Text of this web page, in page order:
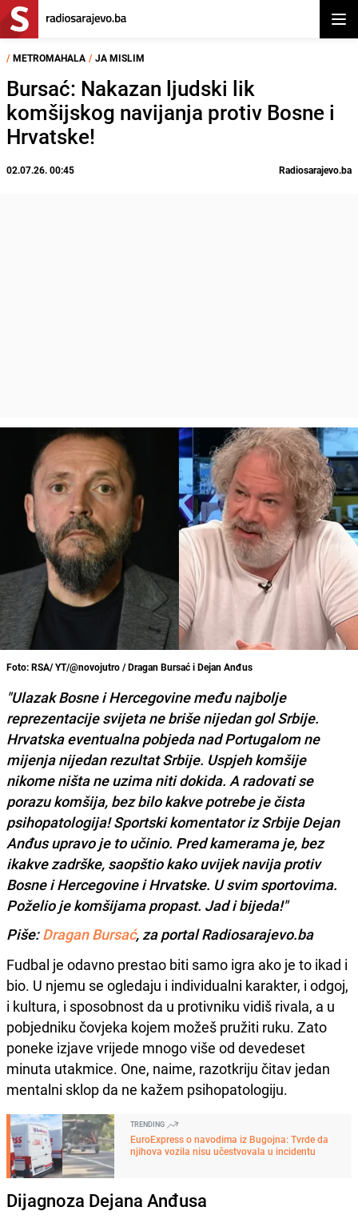
/ METROMAHALA / JA MISLIM
Bursać: Nakazan ljudski lik
komšijskog navijanja protiv Bosne i
Hrvatske!
02.07.26. 00:45 Radiosarajevo.ba
Foto: RSA/ YT/@novojutro / Dragan Bursać i Dejan Anđus
"Ulazak Bosne i Hercegovine među najbolje
reprezentacije svijeta ne briše nijedan gol Srbije.
Hrvatska eventualna pobjeda nad Portugalom ne
mijenja nijedan rezultat Srbije. Uspjeh komšije
nikome ništa ne uzima niti dokida. A radovati se
porazu komšija, bez bilo kakve potrebe je čista
psihopatologija! Sportski komentator iz Srbije Dejan
Anđus upravo je to učinio. Pred kamerama je, bez
ikakve zadrške, saopštio kako uvijek navija protiv
Bosne i Hercegovine i Hrvatske. U svim sportovima.
Poželio je komšijama propast. Jad i bijeda!"
Piše:Dragan Bursać, za portal Radiosarajevo.ba
Fudbal je odavno prestao biti samo igra ako je to ikad i
bio. U njemu se ogledaju i individualni karakter, i odgoj,
i kultura, i sposobnost da u protivniku vidiš rivala, a u
pobjedniku čovjeka kojem možeš pružiti ruku. Zato
poneke izjave vrijede mnogo više od devedeset
minuta utakmice. One, naime, razotkriju čitav jedan
mentalni sklop da ne kažem psihopatologiju.
TRENDING
EuroExpress o navodima iz Bugojna: Tvrde da
njihova vozila nisu učestvovala u incidentu
Dijagnoza Dejana Anđusa